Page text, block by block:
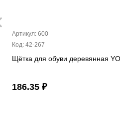
Артикул: 600
Код: 42-267
Щётка для обуви деревянная
186.35 ₽